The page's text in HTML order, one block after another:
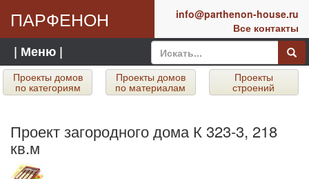
ПАРФЕНОН
info@parthenon-house.ru
Все контакты
| Меню |
Проекты домов
по категориям
Проекты домов
по материалам
Проекты
строений
Проект загородного дома К 323-3, 218
кв.м